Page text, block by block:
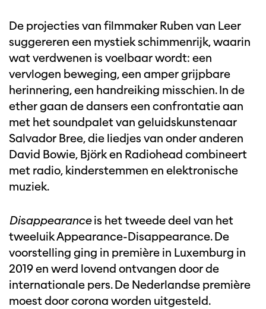
De projecties van filmmaker Ruben van Leer
suggereren een mystiek schimmenrijk, waarin
wat verdwenen is voelbaar wordt: een
vervlogen beweging, een amper grijpbare
herinnering, een handreiking misschien. In de
ether gaan de dansers een confrontatie aan
met het soundpalet van geluidskunstenaar
Salvador Bree, die liedjes van onder anderen
David Bowie, Björk en Radiohead combineert
met radio, kinderstemmen en elektronische
muziek.
Disappearanceis het tweede deel van het
tweeluik Appearance-Disappearance. De
voorstelling ging in première in Luxemburg in
2019 en werd lovend ontvangen door de
internationale pers. De Nederlandse première
moest door corona worden uitgesteld.